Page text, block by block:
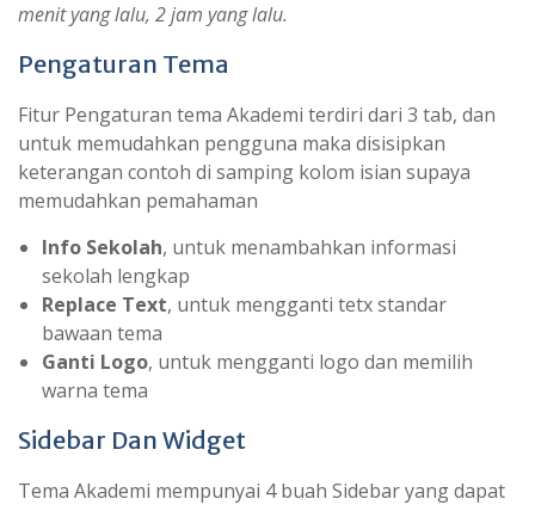
menit yang lalu, 2 jam yang lalu.
Pengaturan Tema
Fitur Pengaturan tema Akademi terdiri dari 3 tab, dan
untuk memudahkan pengguna maka disisipkan
keterangan contoh di samping kolom isian supaya
memudahkan pemahaman
Info Sekolah, untuk menambahkan informasi
sekolah lengkap
Replace Text, untuk mengganti tetx standar
bawaan tema
Ganti Logo, untuk mengganti logo dan memilih
warna tema
Sidebar Dan Widget
Tema Akademi mempunyai 4 buah Sidebar yang dapat